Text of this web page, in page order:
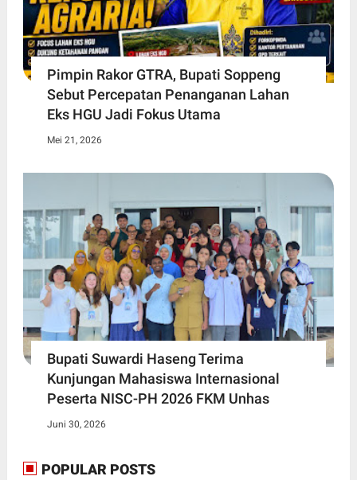
Pimpin Rakor GTRA, Bupati Soppeng
Sebut Percepatan Penanganan Lahan
Eks HGU Jadi Fokus Utama
Mei 21, 2026
Bupati Suwardi Haseng Terima
Kunjungan Mahasiswa Internasional
Peserta NISC-PH 2026 FKM Unhas
Juni 30, 2026
POPULAR POSTS